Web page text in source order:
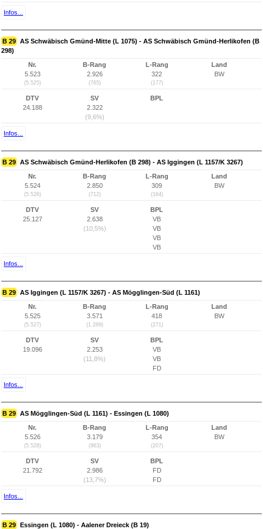
Infos...
B 29 AS Schwäbisch Gmünd-Mitte (L 1075) - AS Schwäbisch Gmünd-Herlikofen (B
298)
Nr.
5.523
(5.525)
B-Rang
2.926
(765)
L-Rang
322
(177)
Land
BW
DTV
24.188
SV
2.322
(9,6%)
BPL
Infos...
B 29 AS Schwäbisch Gmünd-Herlikofen (B 298) - AS Iggingen (L 1157/K 3267)
Nr.
5.524
(5.526)
B-Rang
2.850
(712)
L-Rang
309
(164)
Land
BW
DTV
25.127
SV
2.638
(10,5%)
BPL
VB
VB
VB
VB
Infos...
B 29 AS Iggingen (L 1157/K 3267) - AS Mögglingen-Süd (L 1161)
Nr.
5.525
(5.527)
B-Rang
3.571
(1.289)
L-Rang
418
(271)
Land
BW
DTV
19.096
SV
2.253
(11,8%)
BPL
VB
VB
FD
Infos...
B 29 AS Mögglingen-Süd (L 1161) - Essingen (L 1080)
Nr.
5.526
(5.528)
B-Rang
3.179
(963)
L-Rang
354
(207)
Land
BW
DTV
21.792
SV
2.986
(13,7%)
BPL
FD
FD
Infos...
B 29 Essingen (L 1080) - Aalener Dreieck (B 19)